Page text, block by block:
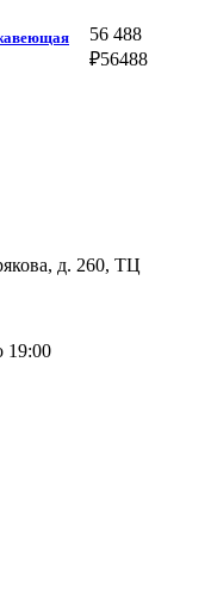
56 488
₽56488
д. 260, ТЦ
19:00